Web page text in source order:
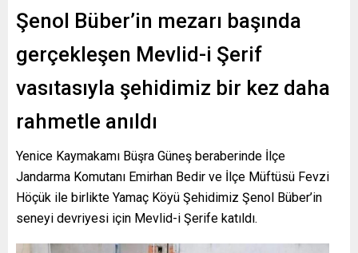
Şenol Büber’in mezarı başında
gerçekleşen Mevlid-i Şerif
vasıtasıyla şehidimiz bir kez daha
rahmetle anıldı
Yenice Kaymakamı Büşra Güneş beraberinde İlçe
Jandarma Komutanı Emirhan Bedir ve İlçe Müftüsü Fevzi
Höçük ile birlikte Yamaç Köyü Şehidimiz Şenol Büber’in
seneyi devriyesi için Mevlid-i Şerife katıldı.